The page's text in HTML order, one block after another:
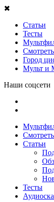
✖
Статьи
Тесты
Город
Мульт и
Наши соцсети
Статьи
Тесты